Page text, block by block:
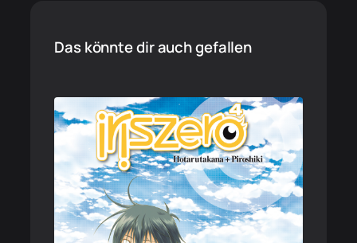
Das könnte dir auch gefallen